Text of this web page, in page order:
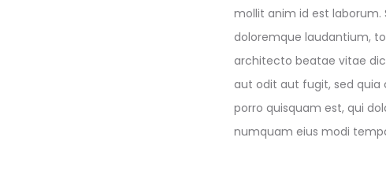
mollit anim id est
doloremque laudantium,
architecto beatae vitae
aut odit aut fugit, sed quia
porro quisquam est, qui
numquam eius modi